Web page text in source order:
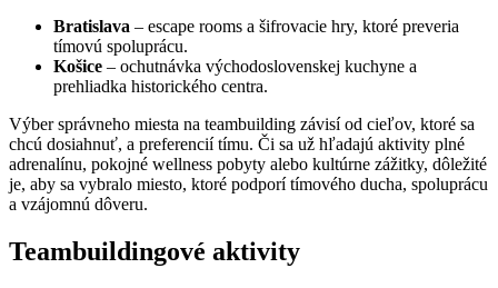
Bratislava – escape rooms a šifrovacie hry, ktoré preveria
tímovú spoluprácu.
Košice – ochutnávka východoslovenskej kuchyne a
prehliadka historického centra.
Výber správneho miesta na teambuilding závisí od cieľov, ktoré sa
chcú dosiahnuť, a preferencií tímu. Či sa už hľadajú aktivity plné
adrenalínu, pokojné wellness pobyty alebo kultúrne zážitky, dôležité
je, aby sa vybralo miesto, ktoré podporí tímového ducha, spoluprácu
a vzájomnú dôveru.
Teambuildingové aktivity